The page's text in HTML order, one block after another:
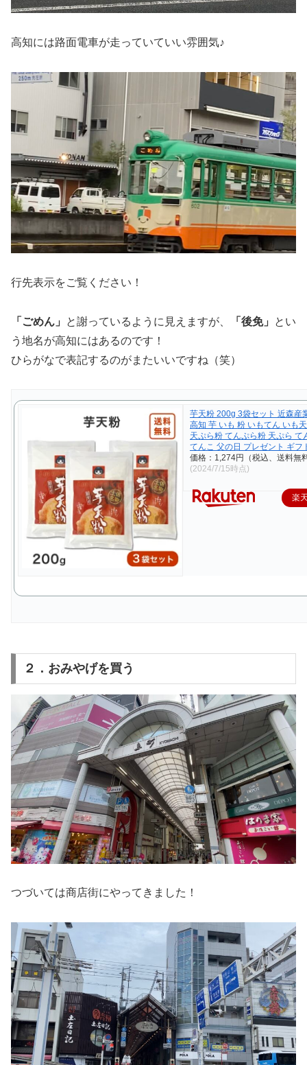
高知には路面電車が走っていていい雰囲気♪
行先表示をご覧ください！
「ごめん」 と謝っているように見えますが、 「後免」
とい
う地名が高知にはあるのです！
ひらがなで表記するのがまたいいですね（笑）
芋天粉 200g 3袋セット 近森産
高知 芋 いも 粉 いもてん いも
天ぷら粉 てんぷら粉 天ぷら て
てんこ 父の日 プレゼント ギフ
価格：1,274円（税込、送料無
(2024/7/15時点)
楽
２．おみやげを買う
つづいては商店街にやってきました！